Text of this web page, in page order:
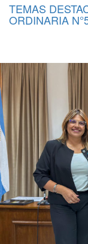
TEMAS
ORDINARIA